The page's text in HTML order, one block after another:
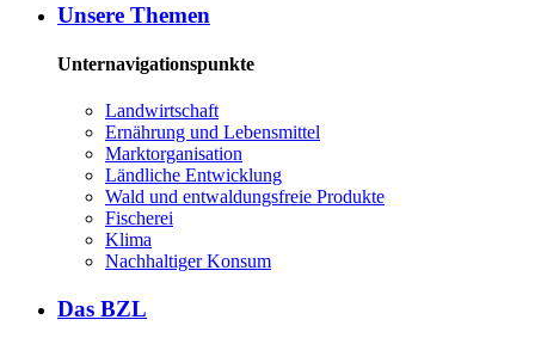
Un­se­re The­men
Unternavigationspunkte
Land­wirt­schaft
Er­näh­rung und Le­bens­mit­tel
Markt­or­ga­ni­sa­ti­on
Länd­li­che Ent­wick­lung
Wald und ent­wal­dungs­freie Pro­duk­te
Fi­sche­rei
Kli­ma
Nach­hal­ti­ger Kon­sum
Das BZL